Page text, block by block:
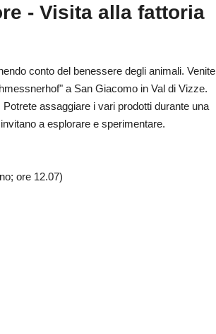
- Visita alla fattoria
conto del benessere degli animali. Venite
a San Giacomo in Val di Vizze.
assaggiare i vari prodotti durante una
a esplorare e sperimentare.
ore 12.07)